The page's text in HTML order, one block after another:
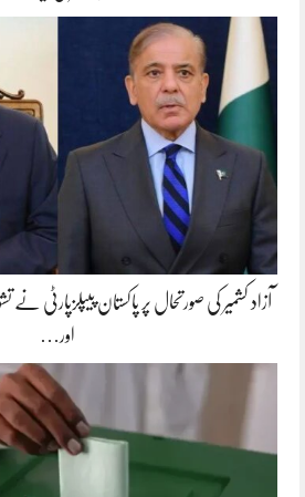
آزاد کشمیر کی صورتحال پر پاکستان پیپلزپارٹی نے
اور…